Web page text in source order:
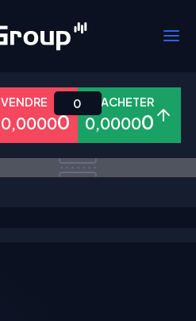
Forex Métaux Actions
VENDRE
0,00000
ACHETER
0,00000
0